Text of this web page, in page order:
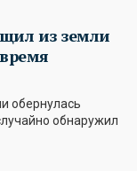
из земли
обернулась
обнаружил